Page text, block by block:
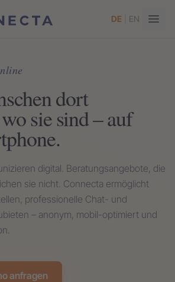
DE EN
dort
sie sind – auf
digital. Beratungsangebote, die
sie nicht. Connecta ermöglicht
professionelle Chat- und
– anonym, mobil-optimiert und
anfragen